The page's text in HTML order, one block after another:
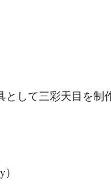
して三彩天目を制